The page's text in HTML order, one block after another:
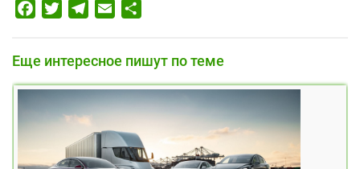
FacebookTwitterTelegram
Email
Еще интересное пишут по теме